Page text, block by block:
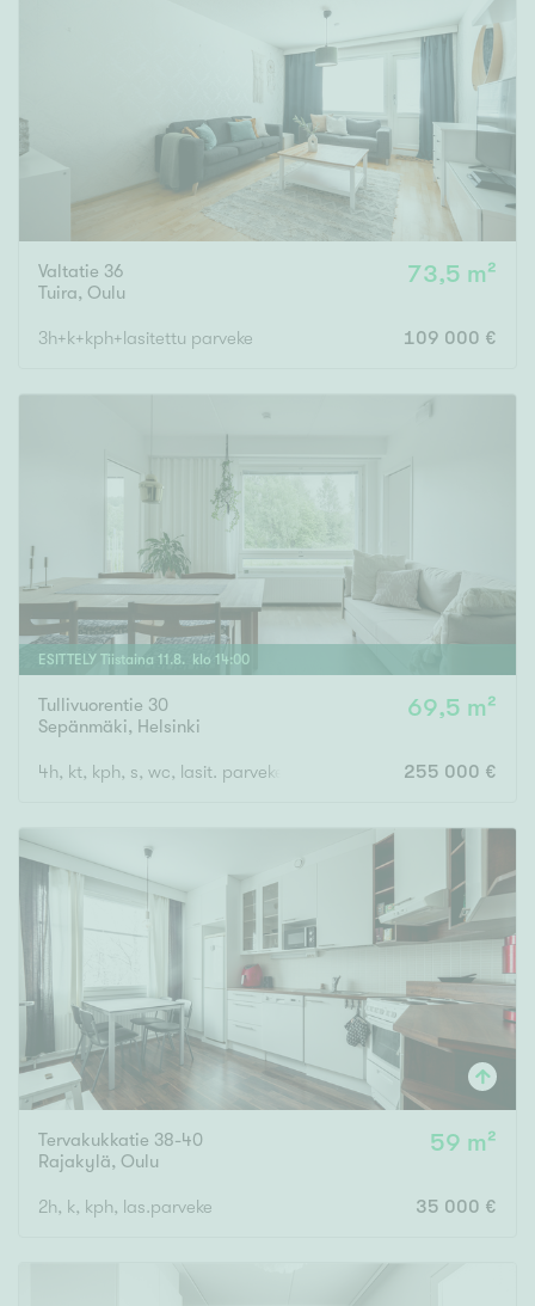
Valtatie 36
Tuira, Oulu
73,5 m²
3h+k+kph+lasitettu parveke 109 000 €
ESITTELY Tiistaina 11 .8. klo 14:00
Tullivuorentie 30
Sepänmäki, Helsinki
69,5 m²
4h, kt, kph, s, wc, lasit. parveke 255 000 €
Tervakukkatie 38-40
Rajakylä, Oulu
59 m²
2h, k, kph, las.parveke 35 000 €